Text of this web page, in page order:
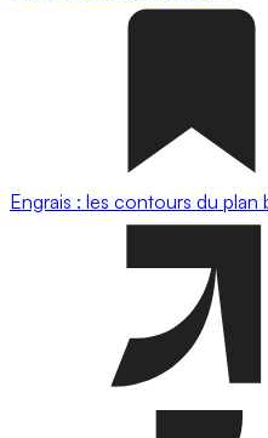
Engrais : les contours du plan